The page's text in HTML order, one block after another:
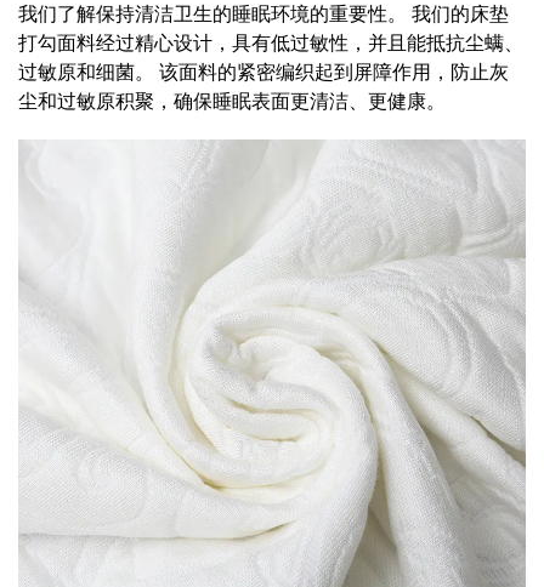
我们了解保持清洁卫生的睡眠环境的重要性。 我们的床垫
打勾面料经过精心设计，具有低过敏性，并且能抵抗尘螨、
过敏原和细菌。 该面料的紧密编织起到屏障作用，防止灰
尘和过敏原积聚，确保睡眠表面更清洁、更健康。